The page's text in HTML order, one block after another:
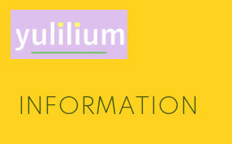
PROFILE VIDEO
INFORMATION